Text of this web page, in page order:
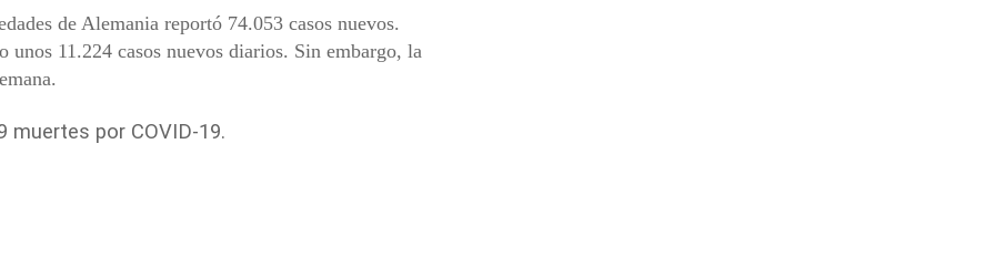
de Alemania reportó 74.053 casos nuevos.
unos 11.224 casos nuevos diarios. Sin embargo, la
muertes por COVID-19.